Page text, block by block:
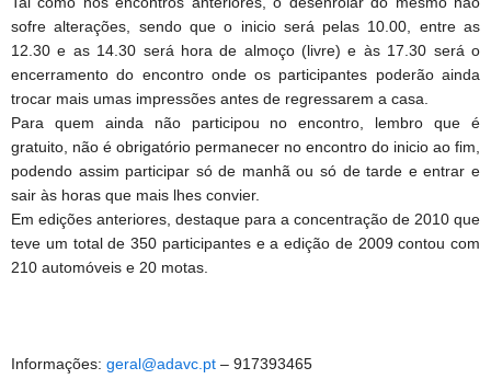
sofre alterações, sendo que o inicio será pelas 10.00, entre as
12.30 e as 14.30 será hora de almoço (livre) e às 17.30 será o
encerramento do encontro onde os participantes poderão ainda
trocar mais umas impressões antes de regressarem a casa.
Para quem ainda não participou no encontro, lembro que é
gratuito, não é obrigatório permanecer no encontro do inicio ao fim,
podendo assim participar só de manhã ou só de tarde e entrar e
sair às horas que mais lhes convier.
Em edições anteriores, destaque para a concentração de 2010 que
teve um total de 350 participantes e a edição de 2009 contou com
210 automóveis e 20 motas.
Informações: geral@adavc.pt – 917393465